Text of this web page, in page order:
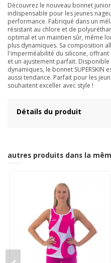
Découvrez le nouveau bonnet junior
indispensable pour les jeunes
performance. Fabriqué dans un
résistant au chlore et de
optimal et un maintien sûr, même
plus dynamiques. Sa composition
l'imperméabilité du silicone,
et un ajustement parfait.
dynamiques, le bonnet
aussi tendance. Parfait pour les
souhaitent exceller avec style !
Détails du produit
autres produits dans la